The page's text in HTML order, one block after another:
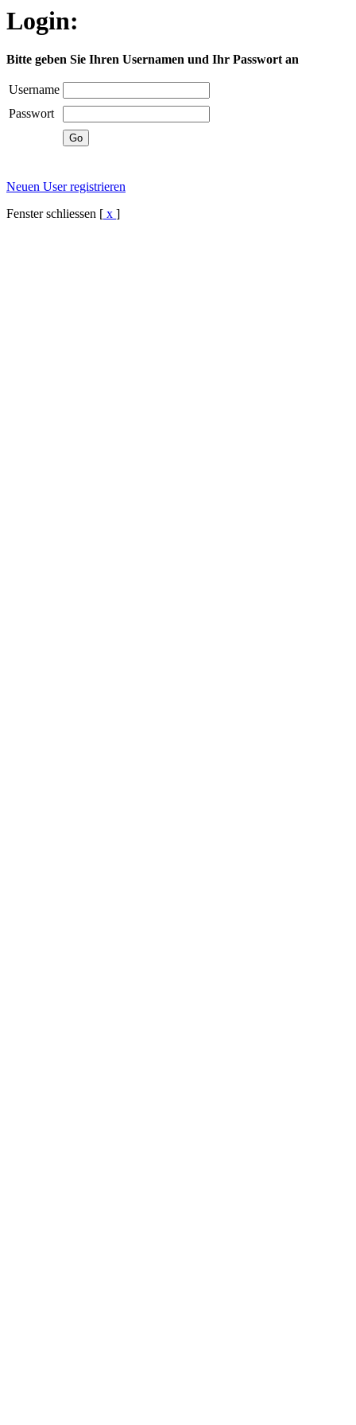
Login:
Bitte geben Sie Ihren Usernamen und Ihr Passwort an
Username
Passwort
Neuen User registrieren
Fenster schliessen [ x ]